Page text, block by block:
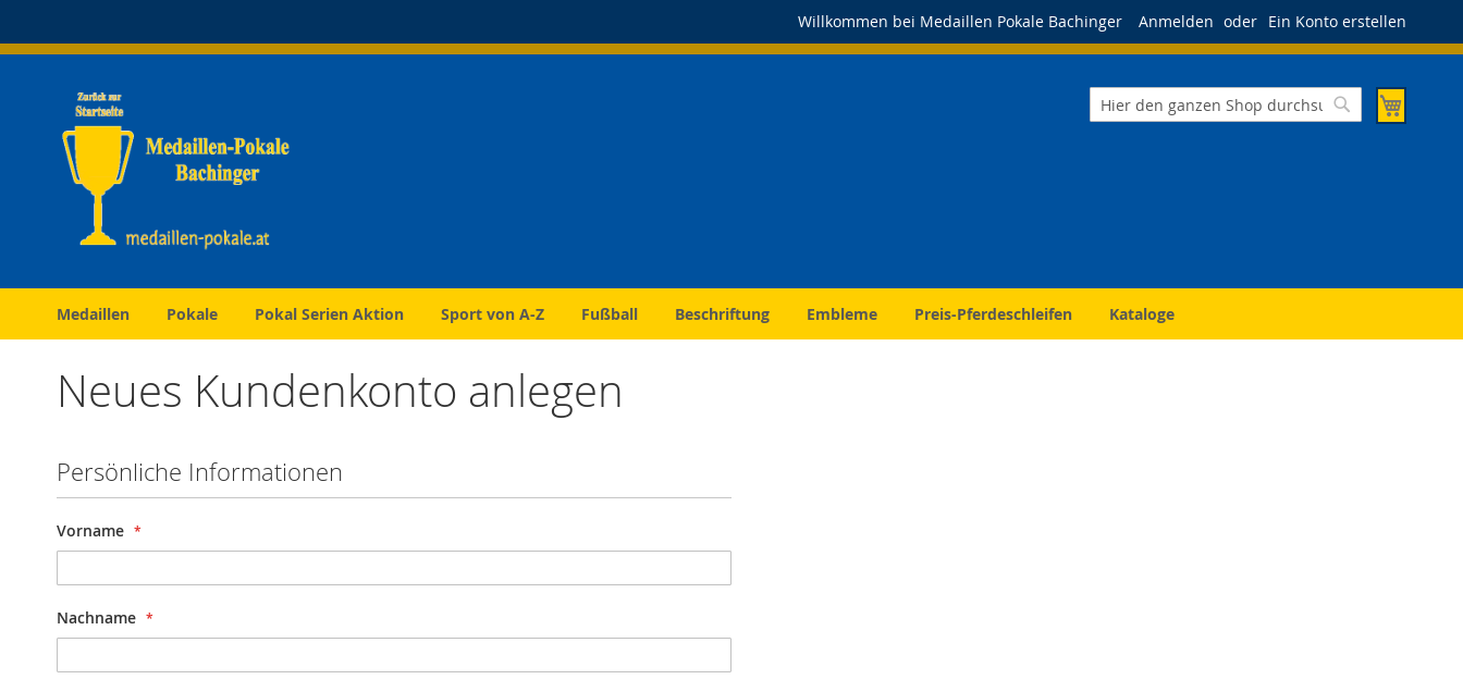
zum
Willkommen bei Medaillen Pokale Bachinger Anmelden Ein Konto erstellen
Suche
Suche
Medaillen Pokale Pokal Serien Aktion Sport von A-Z Fußball Beschriftung Embleme Preis-Pferdeschleifen Kataloge
Neues Kundenkonto anlegen
Persönliche Informationen
Vorname
Nachname